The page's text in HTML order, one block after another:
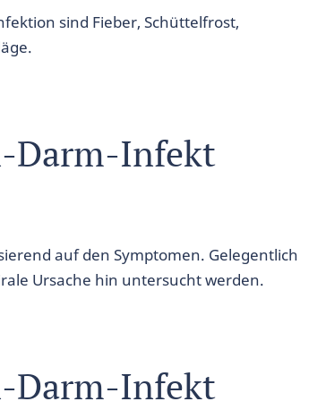
sind Fieber, Schüttelfrost,
Darm-Infekt
auf den Symptomen. Gelegentlich
Ursache hin untersucht werden.
Darm-Infekt